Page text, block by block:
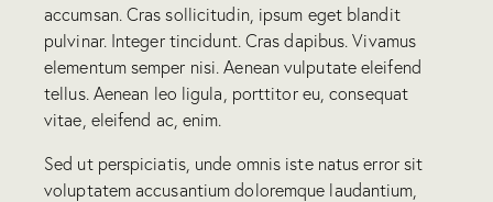
accumsan. Cras sollicitudin, ipsum eget blandit
pulvinar. Integer tincidunt. Cras dapibus. Vivamus
elementum semper nisi. Aenean vulputate eleifend
tellus. Aenean leo ligula, porttitor eu, consequat
vitae, eleifend ac, enim.
Sed ut perspiciatis, unde omnis iste natus error sit
voluptatem accusantium doloremque laudantium,